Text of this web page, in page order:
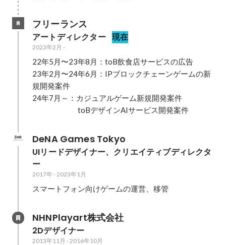
フリーランス
アートディレクター 現在
2023年2月 -
22年5月〜23年8月：toB飲食店サービスの広告
23年2月〜24年6月：IPブロックチェーンゲームの新
規開発案件
24年7月～：カジュアルゲーム新規開発案件
toBデザインAIサービス開発案件
DeNA Games Tokyo
UIリードデザイナー、クリエイティブディレクタ
ー
2017年-2023年1月
スマートフォン向けゲームの運営、移管
NHNPlayart株式会社
2Dデザイナー
2013年11月 -2016年10月